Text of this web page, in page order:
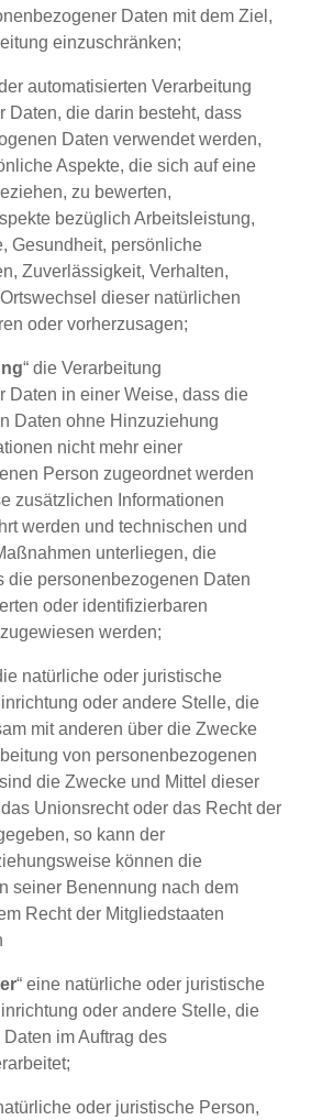
Daten mit dem Ziel,
einzuschränken;
automatisierten Verarbeitung
Daten, die darin besteht, dass
Daten verwendet werden,
Aspekte, die sich auf eine
zu bewerten,
bezüglich Arbeitsleistung,
Gesundheit, persönliche
Zuverlässigkeit, Verhalten,
dieser natürlichen
oder vorherzusagen;
“ die Verarbeitung
Daten in einer Weise, dass die
Daten ohne Hinzuziehung
nicht mehr einer
Person zugeordnet werden
zusätzlichen Informationen
werden und technischen und
unterliegen, die
die personenbezogenen Daten
oder identifizierbaren
werden;
natürliche oder juristische
oder andere Stelle, die
mit anderen über die Zwecke
von personenbezogenen
die Zwecke und Mittel dieser
Unionsrecht oder das Recht der
so kann der
können die
seiner Benennung nach dem
Recht der Mitgliedstaaten
“ eine natürliche oder juristische
oder andere Stelle, die
im Auftrag des
oder juristische Person,